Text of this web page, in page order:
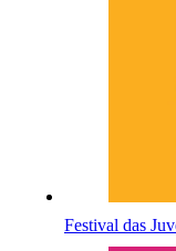
Festival das